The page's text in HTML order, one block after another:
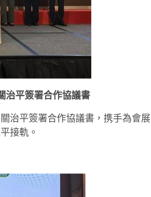
治平簽署合作協議書
治平簽署合作協議書，携手為會展
接軌。